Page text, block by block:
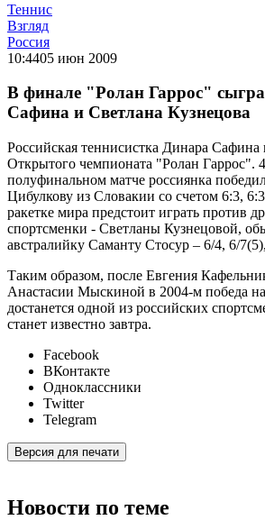
Теннис
Взгляд
Россия
10:4405 июн 2009
В финале "Ролан Гаррос"
Сафина и Светлана Кузнецова
Российская теннисистка Динара
Открытого чемпионата "Ролан Гаррос".
полуфинальном матче россиянка
Цибулкову из Словакии со счетом 6:3,
ракетке мира предстоит играть против
спортсменки - Светланы Кузнецовой,
австралийку Саманту Стосур – 6/4, 6/
Таким образом, после Евгения
Анастасии Мыскиной в 2004-м победа
достанется одной из российских
станет известно завтра.
Facebook
ВКонтакте
Одноклассники
Twitter
Telegram
Версия для печати
Новости по теме